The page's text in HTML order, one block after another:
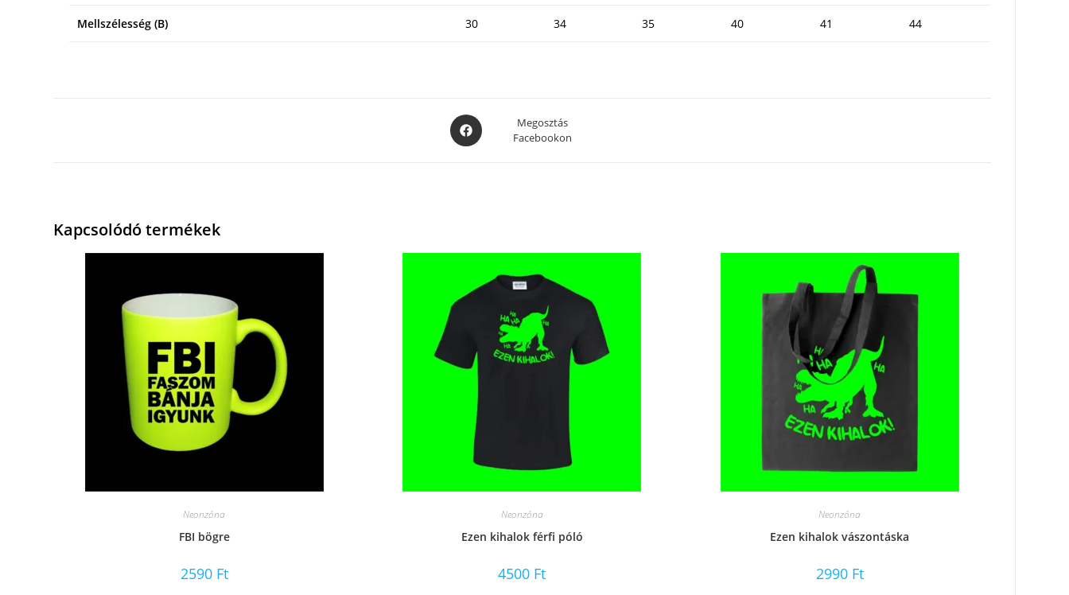
Mellszélesség (B) 30 34 35 40 41 44
Opens
in
Megosztás
Facebookon
Kapcsolódó termékek
Neonzóna
FBI bögre
2590 Ft
Neonzóna
Ezen kihalok férfi póló
4500 Ft
Neonzóna
Ezen kihalok vászontáska
2990 Ft